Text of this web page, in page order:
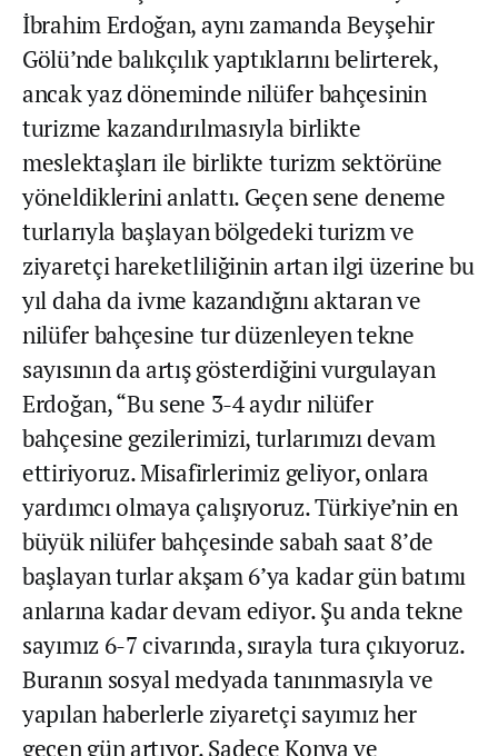
İbrahim Erdoğan, aynı zamanda Beyşehir
Gölü’nde balıkçılık yaptıklarını belirterek,
ancak yaz döneminde nilüfer bahçesinin
turizme kazandırılmasıyla birlikte
meslektaşları ile birlikte turizm sektörüne
yöneldiklerini anlattı. Geçen sene deneme
turlarıyla başlayan bölgedeki turizm ve
ziyaretçi hareketliliğinin artan ilgi üzerine bu
yıl daha da ivme kazandığını aktaran ve
nilüfer bahçesine tur düzenleyen tekne
sayısının da artış gösterdiğini vurgulayan
Erdoğan, “Bu sene 3-4 aydır nilüfer
bahçesine gezilerimizi, turlarımızı devam
ettiriyoruz. Misafirlerimiz geliyor, onlara
yardımcı olmaya çalışıyoruz. Türkiye’nin en
büyük nilüfer bahçesinde sabah saat 8’de
başlayan turlar akşam 6’ya kadar gün batımı
anlarına kadar devam ediyor. Şu anda tekne
sayımız 6-7 civarında, sırayla tura çıkıyoruz.
Buranın sosyal medyada tanınmasıyla ve
yapılan haberlerle ziyaretçi sayımız her
geçen gün artıyor. Sadece Konya ve